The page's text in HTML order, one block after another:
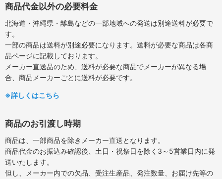
商品代金以外の必要料金
北海道・沖縄県・離島などの一部地域への発送は別途送料が必要で
す。
一部の商品は送料が別途必要になります。送料が必要な商品は各商
品ページに記載しております。
メーカー直送品のため、送料が必要な商品でメーカーが異なる場
合、商品メーカーごとに送料が必要です。
※詳しくはこちら
商品のお引渡し時期
商品は、一部商品を除きメーカー直送となります。
商品代金のお振込み確認後、土日・祝祭日を除く3～5営業日内に発
送いたします。
但し、メーカー内での欠品、受注生産品、発注数量、お届け先等の